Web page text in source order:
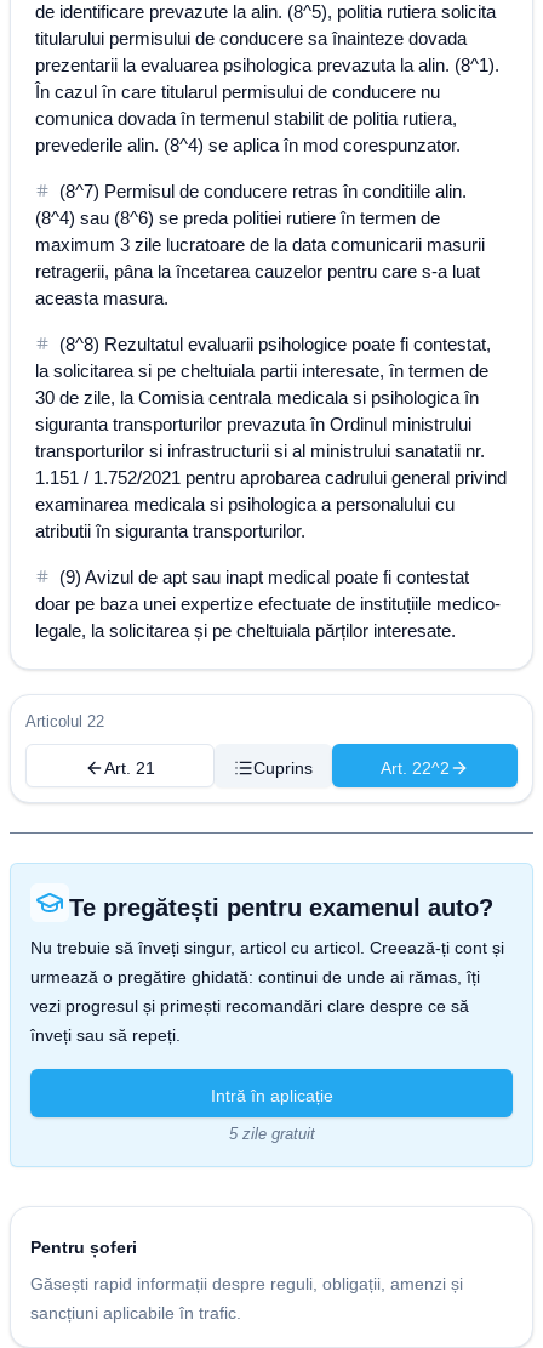
de identificare prevazute la alin. (8^5), politia rutiera solicita
titularului permisului de conducere sa înainteze dovada
prezentarii la evaluarea psihologica prevazuta la alin. (8^1).
În cazul în care titularul permisului de conducere nu
comunica dovada în termenul stabilit de politia rutiera,
prevederile alin. (8^4) se aplica în mod corespunzator.
(8^7) Permisul de conducere retras în conditiile alin.
(8^4) sau (8^6) se preda politiei rutiere în termen de
maximum 3 zile lucratoare de la data comunicarii masurii
retragerii, pâna la încetarea cauzelor pentru care s-a luat
aceasta masura.
(8^8) Rezultatul evaluarii psihologice poate fi contestat,
la solicitarea si pe cheltuiala partii interesate, în termen de
30 de zile, la Comisia centrala medicala si psihologica în
siguranta transporturilor prevazuta în Ordinul ministrului
transporturilor si infrastructurii si al ministrului sanatatii nr.
1.151 / 1.752/2021 pentru aprobarea cadrului general privind
examinarea medicala si psihologica a personalului cu
atributii în siguranta transporturilor.
(9) Avizul de apt sau inapt medical poate fi contestat
doar pe baza unei expertize efectuate de instituțiile medico-
legale, la solicitarea și pe cheltuiala părților interesate.
Articolul 22
Art. 21 Cuprins Art. 22^2
Te pregătești pentru examenul auto?
Nu trebuie să înveți singur, articol cu articol. Creează-ți cont și
urmează o pregătire ghidată: continui de unde ai rămas, îți
vezi progresul și primești recomandări clare despre ce să
înveți sau să repeți.
Intră în aplicație
5 zile gratuit
Pentru șoferi
Găsești rapid informații despre reguli, obligații, amenzi și
sancțiuni aplicabile în trafic.